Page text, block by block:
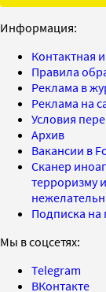
Информация:
Контактная
Правила
Реклама в
Реклама на
Условия
Архив
Вакансии в
Сканер
терроризму
Подписка на
Мы в соцсетях:
Telegram
ВКонтакте